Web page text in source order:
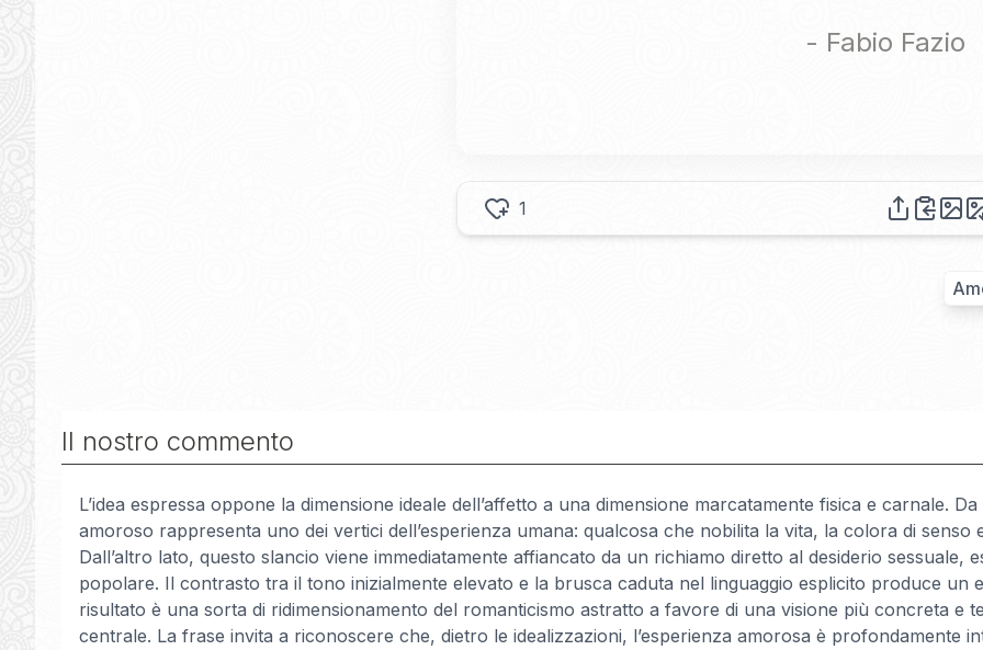
- Fabio Fazio
1
Il nostro commento
L’idea espressa oppone la dimensione ideale dell’affetto a una dimensione marcatamente fisica e carnale.
amoroso rappresenta uno dei vertici dell’esperienza umana: qualcosa che nobilita la vita, la colora di
Dall’altro lato, questo slancio viene immediatamente affiancato da un richiamo diretto al desiderio
popolare. Il contrasto tra il tono inizialmente elevato e la brusca caduta nel linguaggio esplicito produce
risultato è una sorta di ridimensionamento del romanticismo astratto a favore di una visione più concreta e
centrale. La frase invita a riconoscere che, dietro le idealizzazioni, l’esperienza amorosa è profondamente